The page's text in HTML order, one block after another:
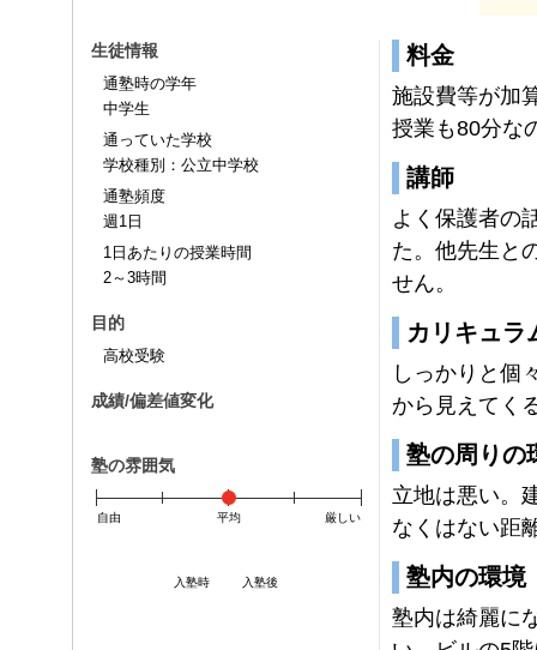
生徒情報
通塾時の学年
中学生
通っていた学校
学校種別：公立中学校
通塾頻度
週1日
1日あたりの授業時間
2～3時間
目的
高校受験
成績/偏差値変化
入塾時 入塾後
塾の雰囲気
自由 平均 厳しい
料金
施設費等が加
授業も80分な
講師
よく保護者の
た。他先生と
せん。
カリキュラ
しっかりと個
から見えてく
塾の周りの
立地は悪い。
なくはない距
塾内の環境
塾内は綺麗に